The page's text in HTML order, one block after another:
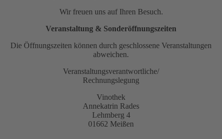
Wir freuen uns auf Ihren Besuch.
Veranstaltung & Sonderöffnungszeiten
Die Öffnungszeiten können durch geschlossene Veranstaltungen
abweichen.
Veranstaltungsverantwortliche/
Rechnungslegung
Vinothek
Annekatrin Rades
Lehmberg 4
01662 Meißen